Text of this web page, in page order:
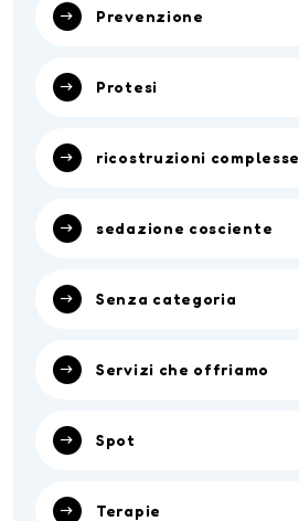
Prevenzione
Protesi
ricostruzioni complesse
sedazione cosciente
Senza categoria
Servizi che offriamo
Spot
Terapie